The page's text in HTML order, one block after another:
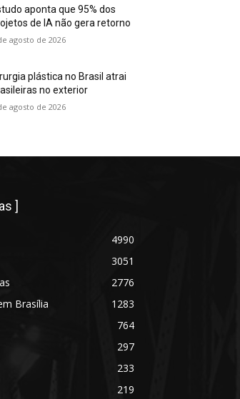
aponta que 95% dos
de IA não gera retorno
agosto de 2026
plástica no Brasil atrai
no exterior
agosto de 2026
]
4990
3051
2776
Brasília
1283
764
297
233
219